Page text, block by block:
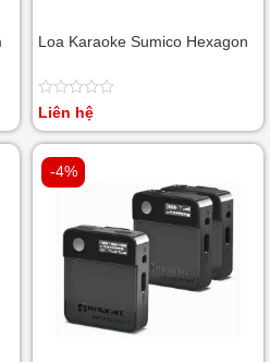
Loa Karaoke Sumico Hexagon
Được
hạng
0
sao
Liên hệ
-4%